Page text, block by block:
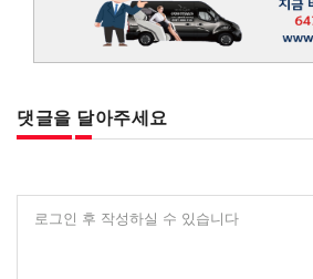
댓글을 달아주세요
로그인 후 작성하실 수 있습니다